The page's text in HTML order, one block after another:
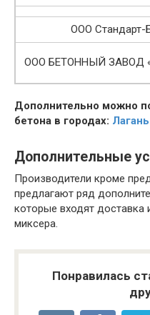
ООО Стандарт-
ООО БЕТОННЫЙ ЗАВОД
Дополнительно можно
бетона в городах: Лагань
Дополнительные
Производители кроме
предлагают ряд
которые входят доставка
миксера.
Понравилась